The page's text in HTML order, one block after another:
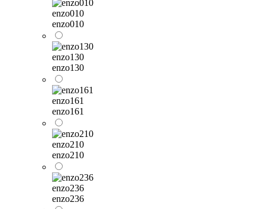
enzo010
enzo010
enzo130
enzo130
enzo161
enzo161
enzo210
enzo210
enzo236
enzo236